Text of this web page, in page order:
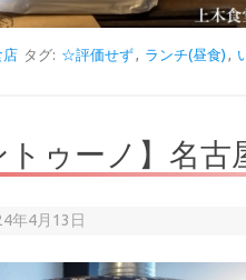
店 タグ: ☆評価せず, ランチ(昼食) ,
トゥーノ】名
年4月13日